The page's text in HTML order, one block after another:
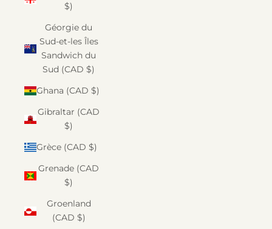
$)
Géorgie du
Sud-et-les Îles
Sandwich du
Sud (CAD $)
Ghana (CAD $)
Gibraltar (CAD
$)
Grèce (CAD $)
Grenade (CAD
$)
Groenland
(CAD $)